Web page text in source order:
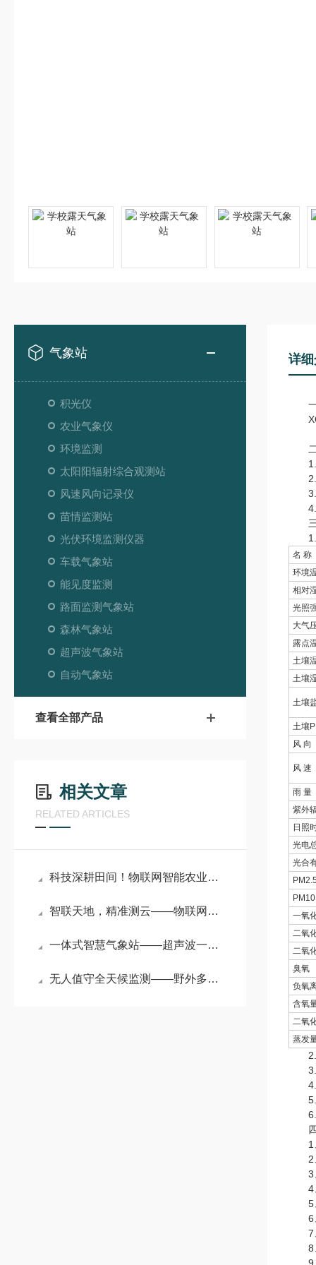
气象站
积光仪
农业气象仪
环境监测
太阳阳辐射综合观测站
风速风向记录仪
苗情监测站
光伏环境监测仪器
车载气象站
能见度监测
路面监测气象站
森林气象站
超声波气象站
自动气象站
查看全部产品
相关文章
RELATED ARTICLES
科技深耕田间！物联网智能农业气象监测站开启精准种植新范式
智联天地，精准测云——物联网智能气象监测系统的技术突破与全场景适配
一体式智慧气象站——超声波一体式气象站有多强？10 余项气象参数同步监测
无人值守全天候监测——野外多功能自动气象站筑牢户外环境观测基石
详
一
二
1.传
2.
3.
4.硬
三
1.
名 称
环境
相对
光照
大气
露点
土壤
土壤
土壤
土壤
风 向
风 速
雨 量
紫外
日照
光电
光合
PM10
一氧
二氧
二氧
臭氧
负氧
含氧
二氧
蒸发
2.
3.
4.生
5.生
6.
四
1、
2、
3、
4、
5、
6、
7、
8、